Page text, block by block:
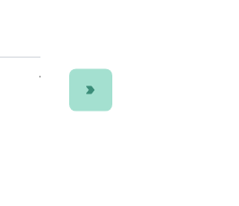
Ana L. Fernández -
10 Jun, 2026